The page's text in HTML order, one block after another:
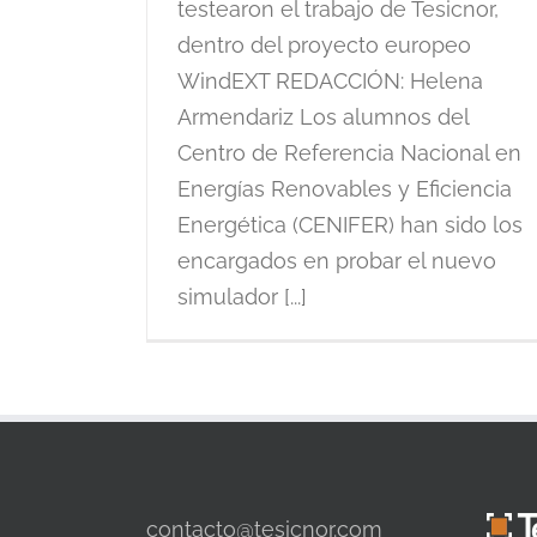
testearon el trabajo de Tesicnor,
dentro del proyecto europeo
WindEXT REDACCIÓN: Helena
Armendariz Los alumnos del
Centro de Referencia Nacional en
Energías Renovables y Eficiencia
Energética (CENIFER) han sido los
encargados en probar el nuevo
simulador [...]
contacto@tesicnor.com